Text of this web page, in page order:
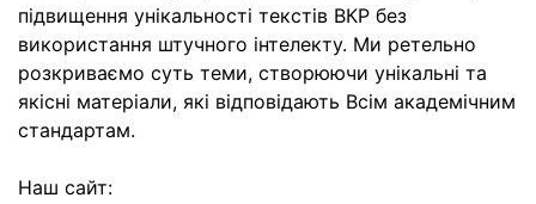
підвищення унікальності текстів ВКР без
використання штучного інтелекту. Ми ретельно
розкриваємо суть теми, створюючи унікальні та
якісні матеріали, які відповідають Всім академічним
стандартам.
Наш сайт: